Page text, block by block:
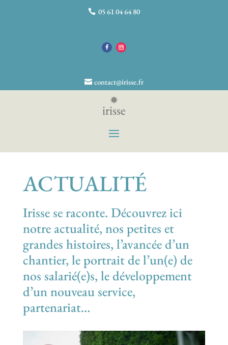
05 61 04 64 80
contact@irisse.fr
irisse
ACTUALITÉ
Irisse se raconte. Découvrez ici
notre actualité, nos petites et
grandes histoires, l’avancée d’un
chantier, le portrait de l’un(e) de
nos salarié(e)s, le développement
d’un nouveau service,
partenariat…